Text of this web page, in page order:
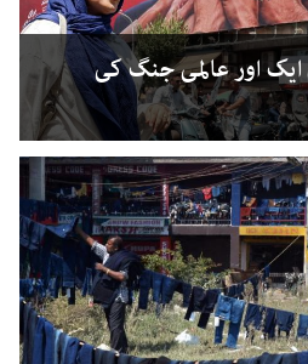
ایک اور عالمی جنگ کی